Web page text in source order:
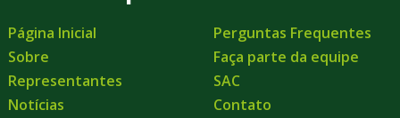
Página Inicial
Sobre
Representantes
Notícias
Perguntas Frequentes
Faça parte da equipe
SAC
Contato